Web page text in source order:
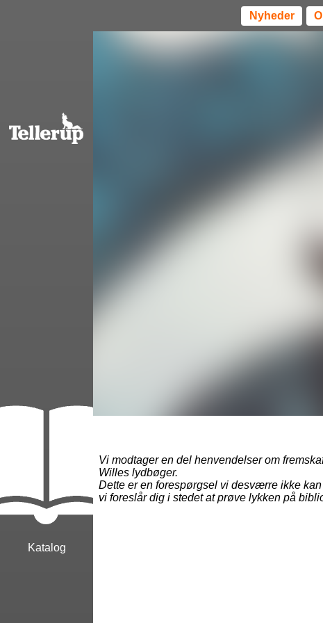
Nyheder
Katalog
Vi modtager en del henvendelser om
Willes lydbøger.
Dette er en forespørgsel vi desværre ikke
vi foreslår dig i stedet at prøve lykken på